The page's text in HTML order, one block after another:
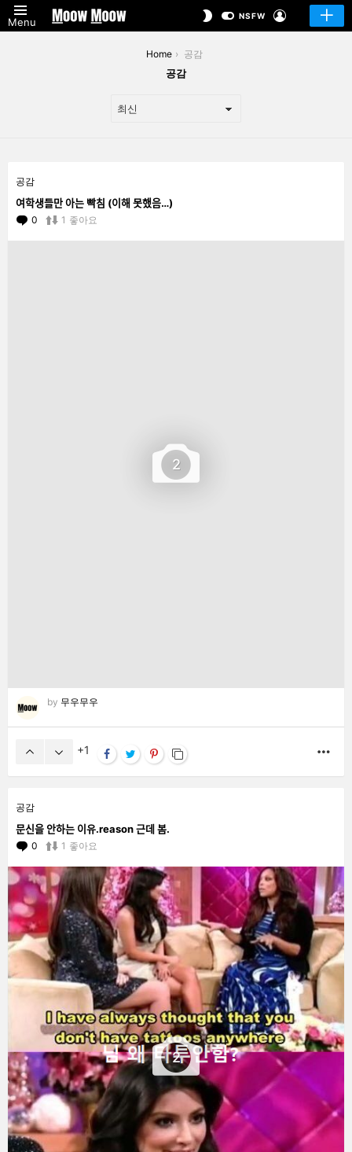
Menu
SWITCHNSFW
Home 공감
공감
STORIES
공감
여학생들만 아는 빡침 (이해 못했음…)
0 Comments
1 좋아요
2
by 무우무우
1
공감
문신을 안하는 이유.reason 근데 봄.
0 Comments
1 좋아요
2